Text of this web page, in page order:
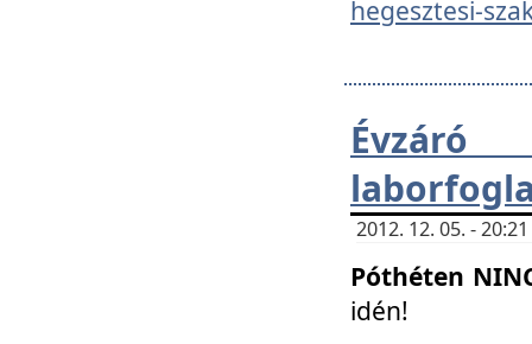
hegesztesi-
2012. 12. 05. -
Póthéten
idén!